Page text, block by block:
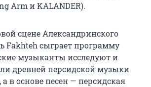
Arm и KALANDER).
сцене Александринского
Fakhteh сыграет программу
музыканты исследуют и
древней персидской музыки
в основе песен — персидская